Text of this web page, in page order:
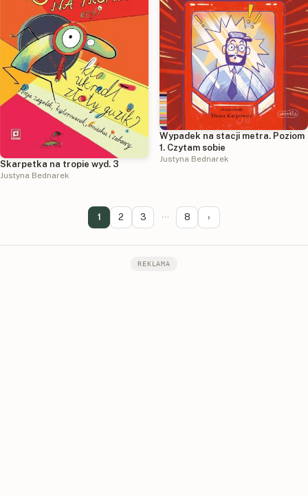
Skarpetka na tropie wyd. 3
Justyna Bednarek
Wypadek na stacji metra. Poziom
1. Czytam sobie
Justyna Bednarek
1 2 3 ··· 8 ›
REKLAMA